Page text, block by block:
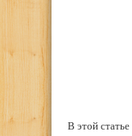
В этой статье